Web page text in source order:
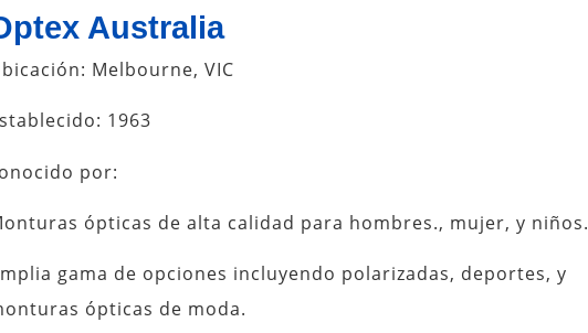
Australia
Melbourne, VIC
1963
por:
ópticas de alta calidad para hombres., mujer, y niños.
gama de opciones incluyendo polarizadas, deportes, y
ópticas de moda.